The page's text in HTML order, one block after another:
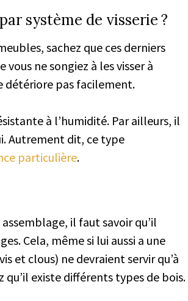
système de visserie ?
sachez que ces derniers
ne songiez à les visser à
détériore pas facilement.
à l’humidité. Par ailleurs, il
Autrement dit, ce type
particulière.
il faut savoir qu’il
Cela, même si lui aussi a une
et clous) ne devraient servir qu’à
qu’il existe différents types de bois.